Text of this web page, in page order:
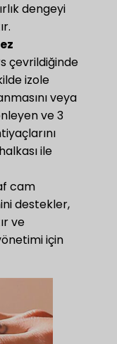
dengeyi
çevrildiğinde
izole
veya
ve 3
ile
cam
destekler,
ve
için